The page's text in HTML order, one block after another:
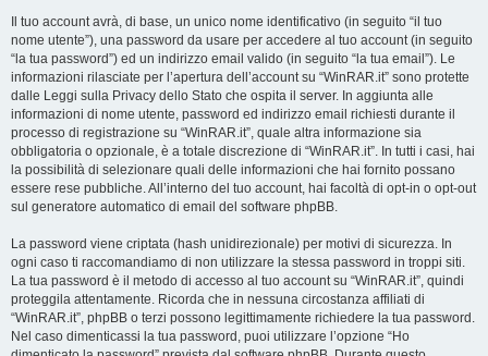
Il tuo account avrà, di base, un unico nome identificativo (in seguito “il tuo
nome utente”), una password da usare per accedere al tuo account (in seguito
“la tua password”) ed un indirizzo email valido (in seguito “la tua email”). Le
informazioni rilasciate per l’apertura dell’account su “WinRAR.it” sono protette
dalle Leggi sulla Privacy dello Stato che ospita il server. In aggiunta alle
informazioni di nome utente, password ed indirizzo email richiesti durante il
processo di registrazione su “WinRAR.it”, quale altra informazione sia
obbligatoria o opzionale, è a totale discrezione di “WinRAR.it”. In tutti i casi, hai
la possibilità di selezionare quali delle informazioni che hai fornito possano
essere rese pubbliche. All’interno del tuo account, hai facoltà di opt-in o opt-out
sul generatore automatico di email del software phpBB.
La password viene criptata (hash unidirezionale) per motivi di sicurezza. In
ogni caso ti raccomandiamo di non utilizzare la stessa password in troppi siti.
La tua password è il metodo di accesso al tuo account su “WinRAR.it”, quindi
proteggila attentamente. Ricorda che in nessuna circostanza affiliati di
“WinRAR.it”, phpBB o terzi possono legittimamente richiedere la tua password.
Nel caso dimenticassi la tua password, puoi utilizzare l’opzione “Ho